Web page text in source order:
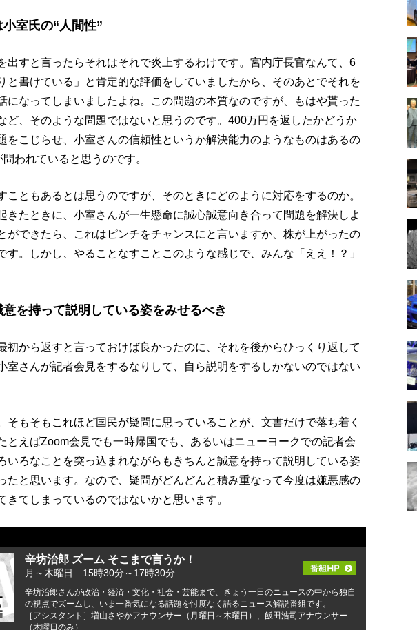
室氏の“人間性”
出すと言ったらそれはそれで炎上するわけです。宮内庁長官なんて、6
と書けている」と肯定的な評価をしていましたから、そのあとでそれを
になってしまいましたよね。この問題の本質なのですが、もはや貰った
ど、そのような問題ではないと思うのです。400万円を返したかどうか
をこじらせ、小室さんの信頼性というか解決能力のようなものはあるの
われていると思うのです。
こともあるとは思うのですが、そのときにどのように対応をするのか。
きたときに、小室さんが一生懸命に誠心誠意向き合って問題を解決しよ
ができたら、これはピンチをチャンスにと言いますか、株が上がったの
す。しかし、やることなすことこのような感じで、みんな「ええ！？」
を持って説明している姿をみせるべき
初から返すと言っておけば良かったのに、それを後からひっくり返して
室さんが記者会見をするなりして、自ら説明をするしかないのではない
そもそもこれほど国民が疑問に思っていることが、文書だけで落ち着く
とえばZoom会見でも一時帰国でも、あるいはニューヨークでの記者会
いろなことを突っ込まれながらもきちんと誠意を持って説明している姿
たと思います。なので、疑問がどんどんと積み重なって今度は嫌悪感の
きてしまっているのではないかと思います。
辛坊治郎 ズーム そこまで言うか！
月～木曜日 15時30分～17時30分
辛坊治郎さんが政治・経済・文化・社会・芸能まで、きょう一日のニュースの中から独自
の視点でズームし、いま一番気になる話題を忖度なく語るニュース解説番組です。
［アシスタント］増山さやかアナウンサー（月曜日～木曜日）、飯田浩司アナウンサー
（木曜日のみ）